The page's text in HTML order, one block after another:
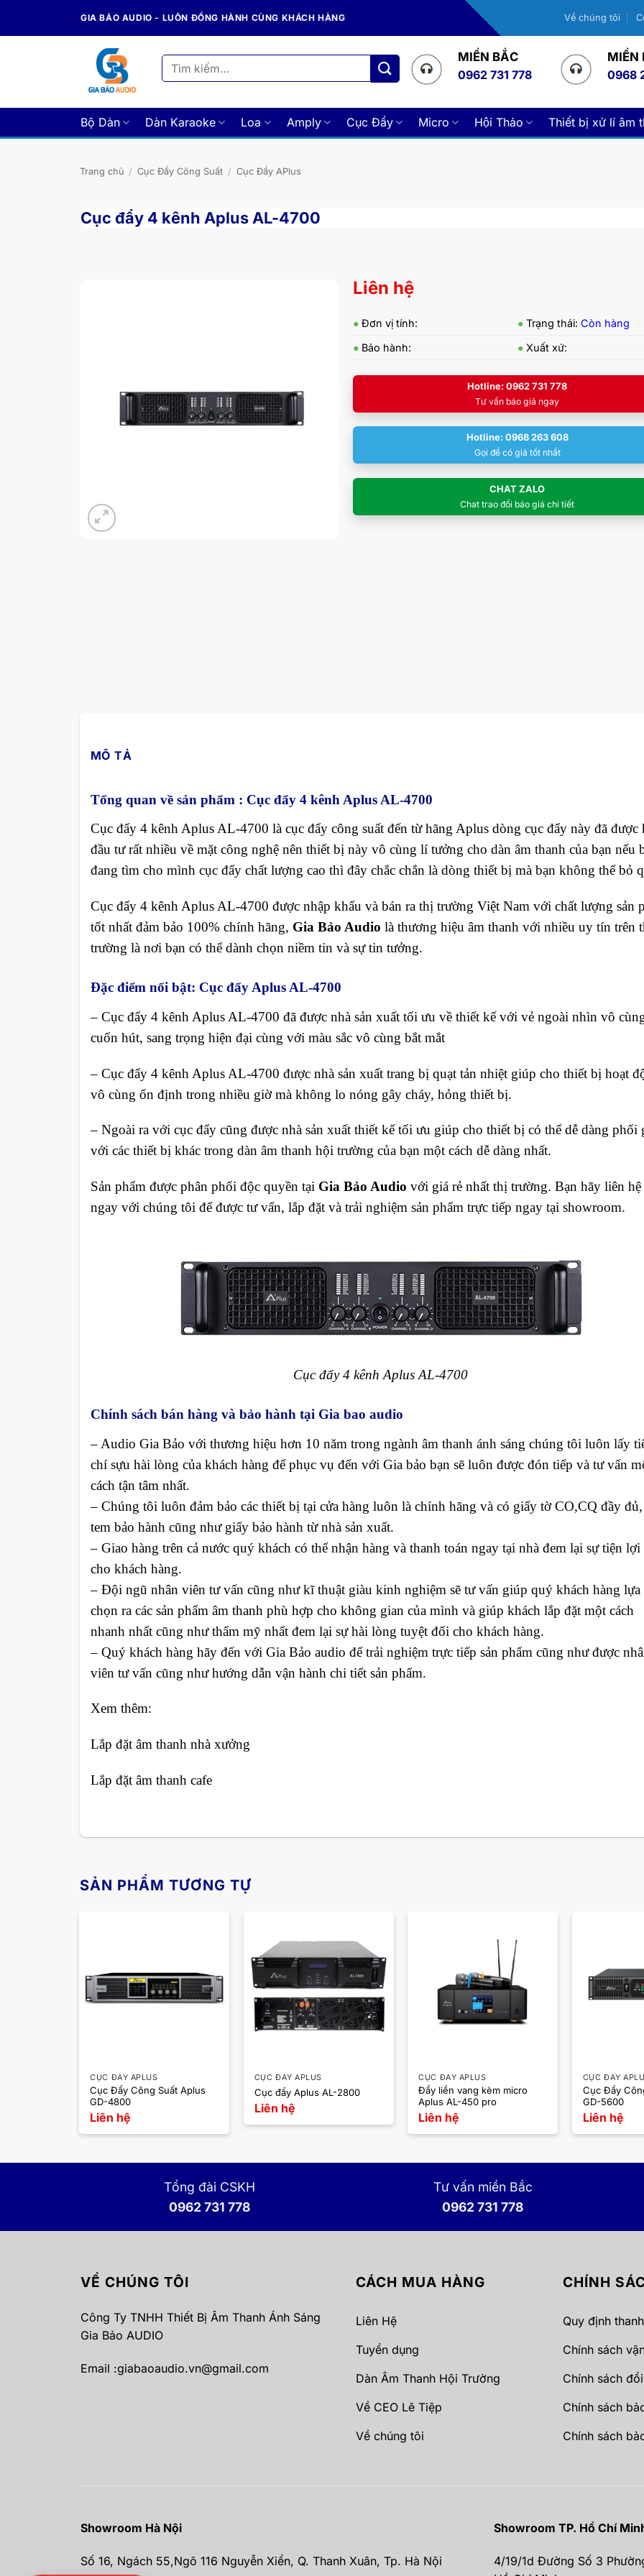
GIA BẢO AUDIO - LUÔN ĐỒNG HÀNH CÙNG KHÁCH HÀNG Về chúng tôi
Tìm
kiếm:
MIỀN BẮC
0962 731 778
MIỀN
0968
Bộ Dàn Dàn Karaoke Loa Amply Cục Đẩy Micro Hội Thảo Thiết bị xử lí âm
Trang chủ / Cục Đẩy Công Suất / Cục Đẩy APlus
Cục đẩy 4 kênh Aplus AL-4700
Liên hệ
●Đơn vị tính: ● Trạng thái: Còn hàng
● Bảo hành: ● Xuất xứ:
Hotline: 0962 731 778
Tư vấn báo giá ngay
Hotline: 0968 263 608
Gọi để có giá tốt nhất
CHAT ZALO
Chat trao đổi báo giá chi tiết
MÔ TẢ
Tổng quan về sản phẩm : Cục đẩy 4 kênh Aplus AL-4700
Cục đẩy 4 kênh Aplus AL-4700 là cục đẩy công suất đến từ hãng Aplus dòng cục đẩy này đã được
đầu tư rất nhiều về mặt công nghệ nên thiết bị này vô cùng lí tưởng cho dàn âm thanh của bạn nếu
đang tìm cho mình cục đẩy chất lượng cao thì đây chắc chắn là dòng thiết bị mà bạn không thể bỏ
Cục đẩy 4 kênh Aplus AL-4700 được nhập khẩu và bán ra thị trường Việt Nam với chất lượng sản
tốt nhất đảm bảo 100% chính hãng, Gia Bảo Audio là thương hiệu âm thanh với nhiều uy tín trên
trường là nơi bạn có thể dành chọn niềm tin và sự tin tưởng.
Đặc điểm nổi bật: Cục đẩy Aplus AL-4700
– Cục đẩy 4 kênh Aplus AL-4700 đã được nhà sản xuất tối ưu về thiết kế với vẻ ngoài nhìn vô
cuốn hút, sang trọng hiện đại cùng với màu sắc vô cùng bắt mắt
– Cục đẩy 4 kênh Aplus AL-4700 được nhà sản xuất trang bị quạt tản nhiệt giúp cho thiết bị hoạt
vô cùng ổn định trong nhiều giờ mà không lo nóng gây cháy, hỏng thiết bị.
– Ngoài ra với cục đẩy cũng được nhà sản xuất thiết kế tối ưu giúp cho thiết bị có thể dễ dàng phối
với các thiết bị khác trong dàn âm thanh hội trường của bạn một cách dễ dàng nhất.
Sản phẩm được phân phối độc quyền tại Gia Bảo Audio với giá rẻ nhất thị trường. Bạn hãy liên hệ
ngay với chúng tôi để được tư vấn, lắp đặt và trải nghiệm sản phẩm trực tiếp ngay tại showroom.
Cục đẩy 4 kênh Aplus AL-4700
Chính sách bán hàng và bảo hành tại Gia bao audio
– Audio Gia Bảo với thương hiệu hơn 10 năm trong ngành âm thanh ánh sáng chúng tôi luôn lấy
chí sựu hài lòng của khách hàng để phục vụ đến với Gia bảo bạn sẽ luôn được đón tiếp và tư vấn
cách tận tâm nhất.
– Chúng tôi luôn đảm bảo các thiết bị tại cửa hàng luôn là chính hãng và có giấy tờ CO,CQ đầy
tem bảo hành cũng như giấy bảo hành từ nhà sản xuất.
– Giao hàng trên cả nước quý khách có thể nhận hàng và thanh toán ngay tại nhà đem lại sự tiện lợi
cho khách hàng.
– Đội ngũ nhân viên tư vấn cũng như kĩ thuật giàu kinh nghiệm sẽ tư vấn giúp quý khách hàng lựa
chọn ra các sản phẩm âm thanh phù hợp cho không gian của mình và giúp khách lắp đặt một cách
nhanh nhất cũng như thẩm mỹ nhất đem lại sự hài lòng tuyệt đối cho khách hàng.
– Quý khách hàng hãy đến với Gia Bảo audio để trải nghiệm trực tiếp sản phẩm cũng như được
viên tư vấn cũng như hướng dẫn vận hành chi tiết sản phẩm.
Xem thêm:
Lắp đặt âm thanh nhà xưởng
Lắp đặt âm thanh cafe
SẢN PHẨM TƯƠNG TỰ
CỤC ĐẨY APLUS
Cục Đẩy Công Suất Aplus
GD-4800
Liên hệ
CỤC ĐẨY APLUS
Cục đẩy Aplus AL-2800
Liên hệ
CỤC ĐẨY APLUS
Đẩy liền vang kèm micro
Aplus AL-450 pro
Liên hệ
CỤC ĐẨY
Cục Đẩy
GD-5600
Liên hệ
Tổng đài CSKH
0962 731 778
Tư vấn miền Bắc
0962 731 778
VỀ CHÚNG TÔI
Công Ty TNHH Thiết Bị Âm Thanh Ánh Sáng
Gia Bảo AUDIO
Email :giabaoaudio.vn@gmail.com
CÁCH MUA HÀNG
Liên Hệ
Tuyển dụng
Dàn Âm Thanh Hội Trường
Về CEO Lê Tiệp
Về chúng tôi
CHÍNH
Quy định
Chính sách
Chính sách
Chính sách
Chính sách
Showroom Hà Nội
Số 16, Ngách 55,Ngõ 116 Nguyễn Xiển, Q. Thanh Xuân, Tp. Hà Nội
Showroom TP. Hồ Chí
4/19/1d Đường Số 3